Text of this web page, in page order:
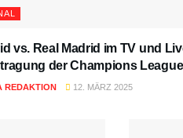
vs. Real Madrid im TV und
der Champions League
REDAKTION 12. MÄRZ 2025